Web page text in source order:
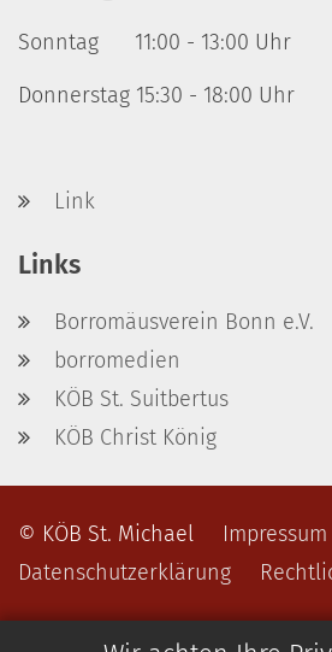
Sonntag 11:00 - 13:00 Uhr
Donnerstag 15:30 - 18:00 Uhr
Link
Links
Borromäusverein Bonn e.V.
borromedien
KÖB St. Suitbertus
KÖB Christ König
© KÖB St. Michael
Impressum
Datenschutzerklärung